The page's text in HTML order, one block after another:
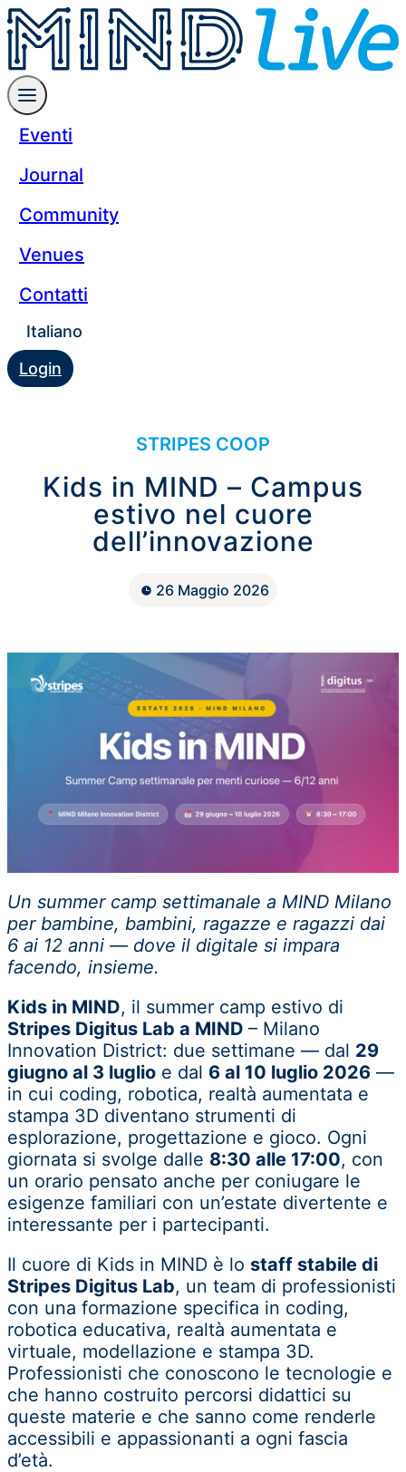
Eventi
Journal
Community
Venues
Contatti
Italiano
Login
STRIPES COOP
Kids in MIND – Campus
estivo nel cuore
dell’innovazione
26 Maggio 2026
Un summer camp settimanale a MIND Milano
per bambine, bambini, ragazze e ragazzi dai
6 ai 12 anni — dove il digitale si impara
facendo, insieme.
Kids in MIND, il summer camp estivo di
Stripes Digitus Lab a MIND – Milano
Innovation District: due settimane — dal 29
giugno al 3 luglio e dal 6 al 10 luglio 2026 —
in cui coding, robotica, realtà aumentata e
stampa 3D diventano strumenti di
esplorazione, progettazione e gioco. Ogni
giornata si svolge dalle 8:30 alle 17:00, con
un orario pensato anche per coniugare le
esigenze familiari con un’estate divertente e
interessante per i partecipanti.
Il cuore di Kids in MIND è lo staff stabile di
Stripes Digitus Lab, un team di professionisti
con una formazione specifica in coding,
robotica educativa, realtà aumentata e
virtuale, modellazione e stampa 3D.
Professionisti che conoscono le tecnologie e
che hanno costruito percorsi didattici su
queste materie e che sanno come renderle
accessibili e appassionanti a ogni fascia
d’età.